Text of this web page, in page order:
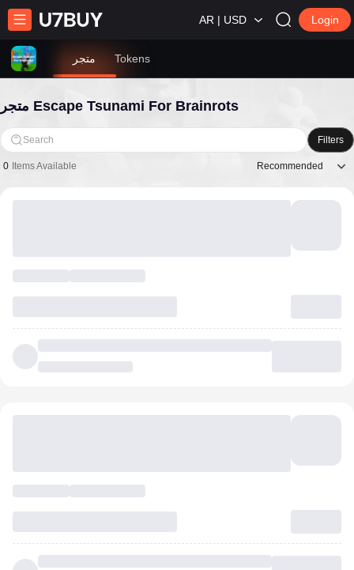
AR | USD Login
متجر Tokens
متجر Escape Tsunami For Brainrots
Search Filters
0 Items Available Recommended